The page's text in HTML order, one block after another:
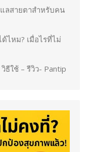
ลสายตาสำหรับคน
ไหม? เมื่อไรที่ไม่
ธีใช้ – รีวิว- Pantip